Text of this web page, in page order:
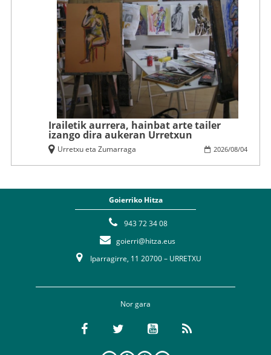
Irailetik aurrera, hainbat arte tailer
izango dira aukeran Urretxun
2026/08/04
Urretxu eta Zumarraga
Goierriko Hitza
943 72 34 08
goierri@hitza.eus
Iparragirre, 11 20700 – URRETXU
Nor gara